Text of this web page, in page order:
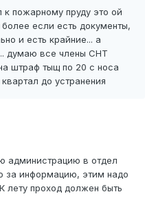
к пожарному пруду это ой
если есть документы,
и есть крайние... а
думаю все члены СНТ
штраф тыщ по 20 с носа
до устранения
администрацию в отдел
за информацию, этим надо
лету проход должен быть